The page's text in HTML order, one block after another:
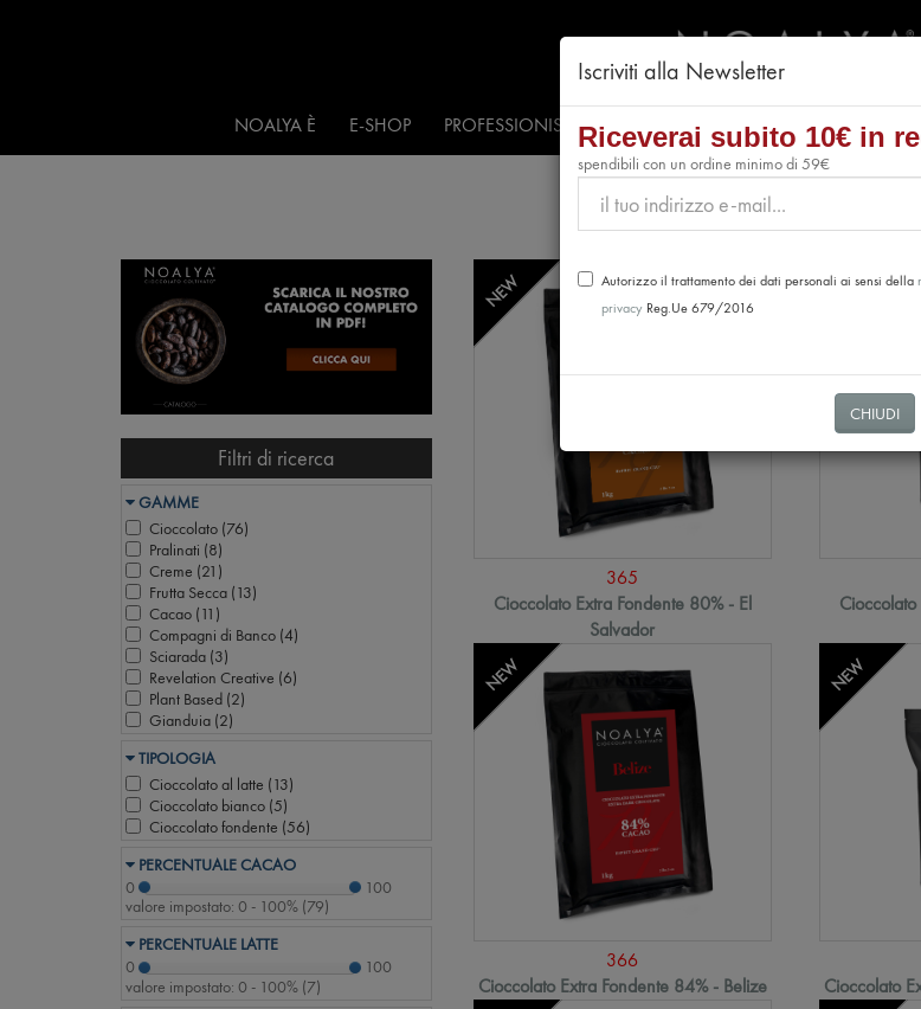
NOALYA È E-SHOP PROFESSIONISTI PRESS & EVENTI VIDEO
Filtri di ricerca
GAMME
Cioccolato (76)
Pralinati (8)
Creme (21 )
Frutta Secca (13)
Cacao (11 )
Compagni di Banco (4)
Sciarada (3)
Revelation Creative (6)
Plant Based (2)
Gianduia (2)
TIPOLOGIA
Cioccolato al latte (13)
Cioccolato bianco (5)
Cioccolato fondente (56)
PERCENTUALE CACAO
0
100
valore impostato: 0 - 100% (79)
PERCENTUALE LATTE
0
100
valore impostato: 0 - 100% (7)
NEW
365
Cioccolato Extra Fondente 80% - El
Salvador
NEW
NEW
366
Cioccolato Extra Fondente 84% - Belize
NEW
Cioccolato
Iscriviti alla Newsletter
Riceverai subito 10€ in
spendibili con un ordine minimo di 59€
Autorizzo il trattamento dei dati personali ai sensi della
privacy Reg.Ue 679/2016
CHIUDI